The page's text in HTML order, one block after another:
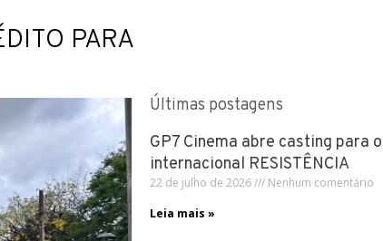
PARA
Últimas postagens
GP7 Cinema abre casting para
internacional RESISTÊNCIA
22 de julho de 2026
Nenhum comentário
Leia mais »